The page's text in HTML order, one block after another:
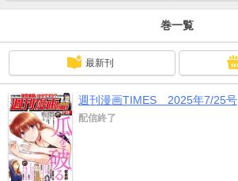
巻一覧
最新刊
週刊漫画TIMES 2025年7/25号
配信終了